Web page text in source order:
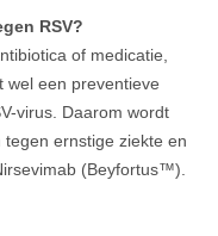
RSV?
of medicatie,
wel een preventieve
virus. Daarom wordt
tegen ernstige ziekte en
(Beyfortus™).